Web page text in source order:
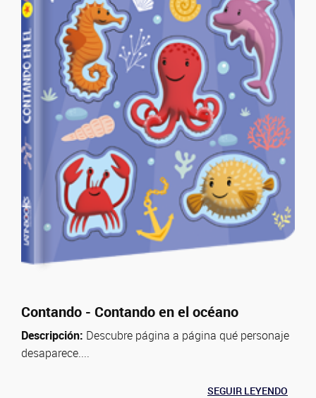
Contando - Contando en el océano
Descripción: Descubre página a página qué personaje
desaparece....
SEGUIR LEYENDO